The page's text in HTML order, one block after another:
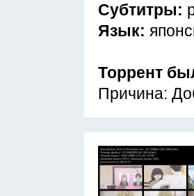
Субтитры:
Язык:
Торрент
Причина: